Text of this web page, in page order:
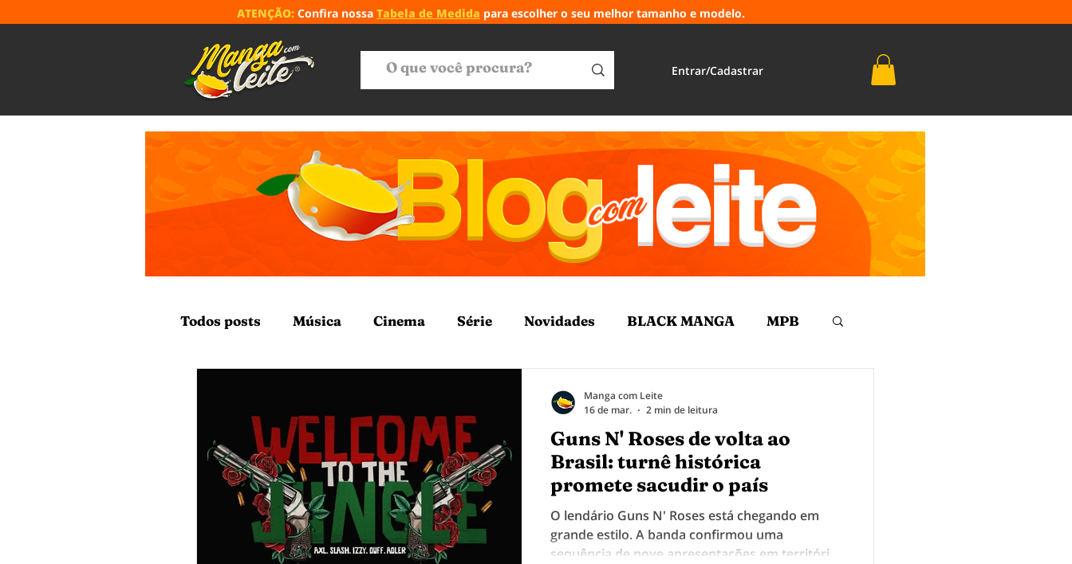
ATENÇÃO: Confira nossa Tabela de Medida para escolher o seu melhor tamanho e modelo.
Entrar/Cadastrar
Todos posts Música Cinema Série Novidades BLACK MANGA MPB
Guns N' Roses de volta ao
Brasil: turnê histórica
promete sacudir o país
O lendário Guns N' Roses está chegando em
grande estilo. A banda confirmou uma
sequência de nove apresentações em território
Manga com Leite
16 de mar.
2 min de leitura